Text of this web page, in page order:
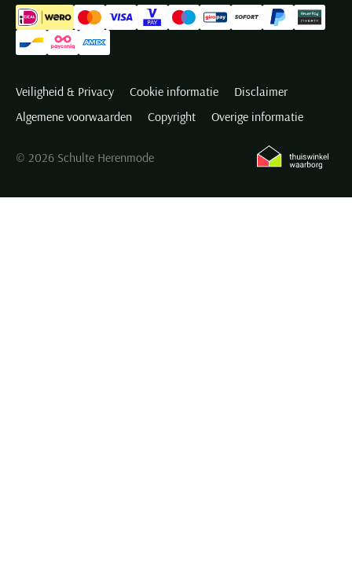
Veiligheid & Privacy Cookie informatie
Disclaimer
Algemene voorwaarden
Copyright Overige informatie
© 2026 Schulte Herenmode